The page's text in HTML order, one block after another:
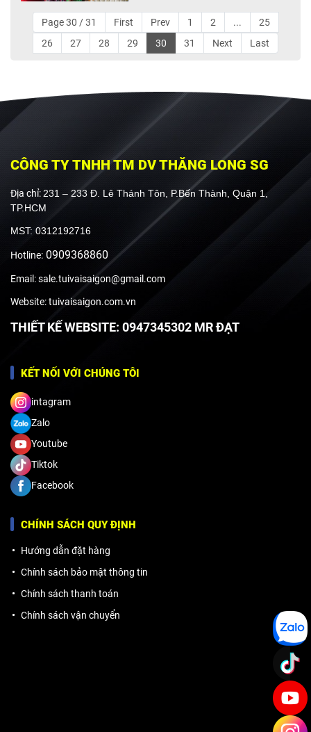
Page 30 / 31 First Prev 1 2 ...
25
26
27 28 29 30 31 Next Last
CÔNG TY TNHH TM DV THĂNG LONG SG
Địa chỉ: 231 – 233 Đ. Lê Thánh Tôn, P.Bến Thành, Quận 1,
TP.HCM
MST: 0312192716
Hotline: 0909368860
Email: sale.tuivaisaigon@gmail.com
Website: tuivaisaigon.com.vn
THIẾT KẾ WEBSITE: 0947345302 MR ĐẠT
KẾT NỐI VỚI CHÚNG TÔI
intagram
Zalo
Youtube
Tiktok
Facebook
CHÍNH SÁCH QUY ĐỊNH
Hướng dẫn đặt hàng
Chính sách bảo mật thông tin
Chính sách thanh toán
Chính sách vận chuyển